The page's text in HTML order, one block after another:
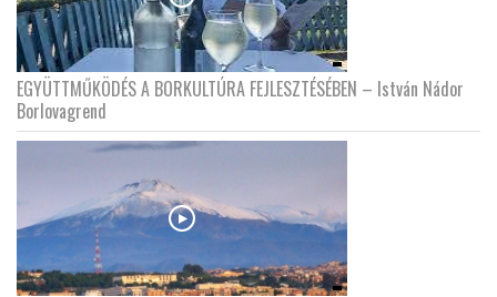
EGYÜTTMŰKÖDÉS A BORKULTÚRA FEJLESZTÉSÉBEN – István Nádor
Borlovagrend